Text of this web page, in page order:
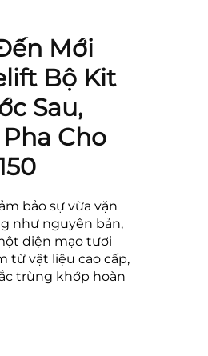
Mới
Bộ Kit
Sau,
Cho
bảo sự vừa vặn
như nguyên bản,
diện mạo tươi
từ vật liệu cao cấp,
trùng khớp hoàn